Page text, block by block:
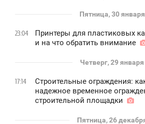
Пятница, 30 января
23:04
Принтеры для пластиковых
и на что обратить внимание
Четверг, 29 января
17:14
Строительные ограждения:
надежное временное
строительной площадки
Пятница, 26